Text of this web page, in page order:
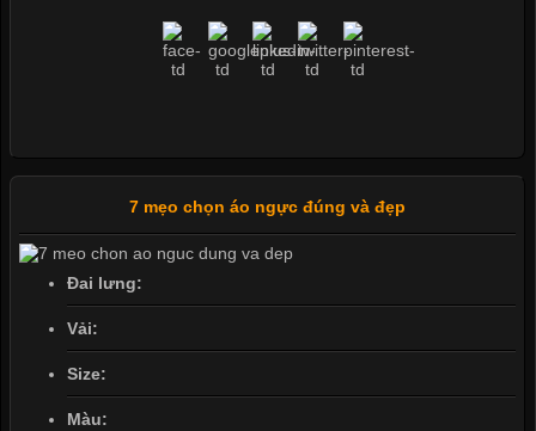
7 mẹo chọn áo ngực đúng và đẹp
Đai lưng:
Vải:
Size:
Màu: